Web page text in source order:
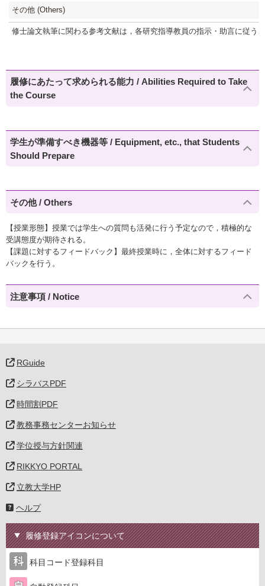
その他 (Others)
修士論文執筆に関わる参考文献は，各研究指導教員の指示・助言に従う
履修にあたって求められる能力 / Abilities Required to Take
the Course
学生が準備すべき機器等 / Equipment, etc., that Students
Should Prepare
その他 / Others
【授業形態】授業では学生への質問も活発に行う予定なので，積極的な
受講態度が期待される。
【課題に対するフィードバック】最終授業時に，全体に対するフィード
バックを行う。
注意事項 / Notice
RGuide
シラバスPDF
時間割PDF
教務事務センターお知らせ
学位授与方針関連
RIKKYO PORTAL
立教大学HP
ヘルプ
履修登録アイコンについて
科目コード登録科目